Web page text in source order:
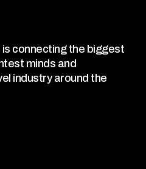
connecting the biggest
minds and
industry around the